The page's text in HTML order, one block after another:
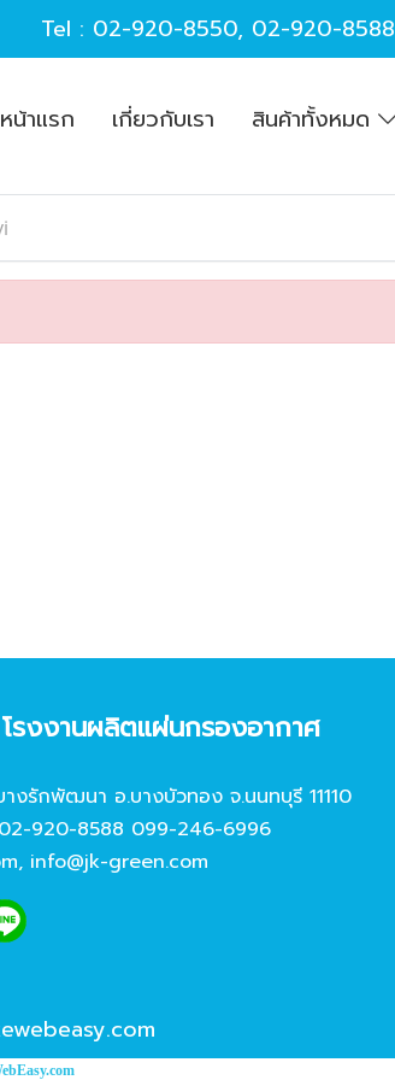
Tel : 02-920-8550, 02-920-8588
หน้าแรก เกี่ยวกับเรา สินค้าทั้งหมด
รงงานผลิตแผ่นกรองอากาศ
รักพัฒนา อ.บางบัวทอง จ.นนทบุรี 11110
02-920-8588 099-246-6996
, info@jk-green.com